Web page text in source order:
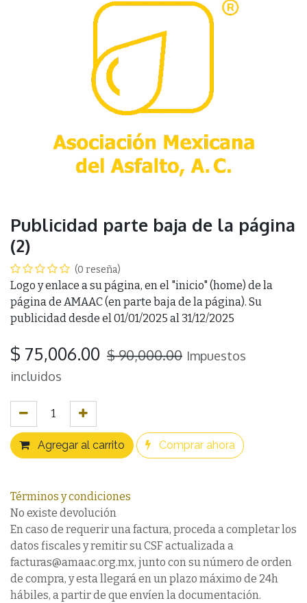
Publicidad parte baja de la página
(2)
(0 reseña)
Logo y enlace a su página, en el "inicio" (home) de la
página de AMAAC (en parte baja de la página). Su
publicidad desde el 01/01/2025 al 31/12/2025
$ 75,006.00 $90,000.00 Impuestos
incluidos
Agregar al carrito Comprar ahora
Términos y condiciones
No existe devolución
En caso de requerir una factura, proceda a completar los
datos fiscales y remitir su CSF actualizada a
facturas@amaac.org.mx, junto con su número de orden
de compra, y esta llegará en un plazo máximo de 24h
hábiles, a partir de que envíen la documentación.